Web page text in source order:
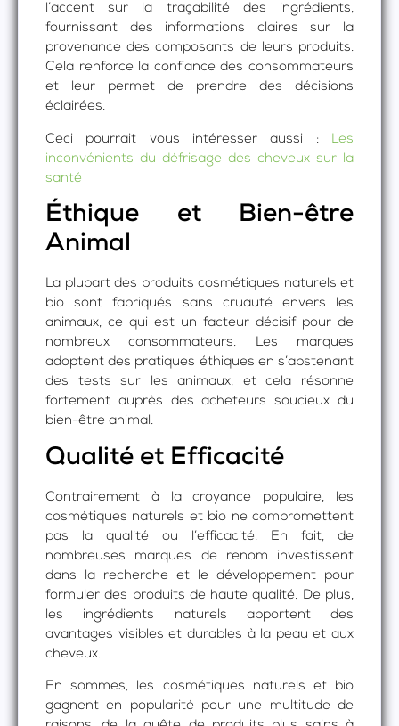
l’accent sur la traçabilité des ingrédients,
fournissant des informations claires sur la
provenance des composants de leurs produits.
Cela renforce la confiance des consommateurs
et leur permet de prendre des décisions
éclairées.
Ceci pourrait vous intéresser aussi :
Les
inconvénients du défrisage des cheveux sur la
santé
Éthique et Bien-être
Animal
La plupart des produits cosmétiques naturels et
bio sont fabriqués sans cruauté envers les
animaux, ce qui est un facteur décisif pour de
nombreux consommateurs. Les marques
adoptent des pratiques éthiques en s’abstenant
des tests sur les animaux, et cela résonne
fortement auprès des acheteurs soucieux du
bien-être animal.
Qualité et Efficacité
Contrairement à la croyance populaire, les
cosmétiques naturels et bio ne compromettent
pas la qualité ou l’efficacité. En fait, de
nombreuses marques de renom investissent
dans la recherche et le développement pour
formuler des produits de haute qualité. De plus,
les ingrédients naturels apportent des
avantages visibles et durables à la peau et aux
cheveux.
En sommes, les cosmétiques naturels et bio
gagnent en popularité pour une multitude de